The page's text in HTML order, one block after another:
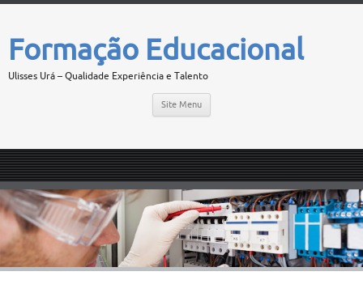
Formação Educacional
Ulisses Urá – Qualidade Experiência e Talento
Site Menu